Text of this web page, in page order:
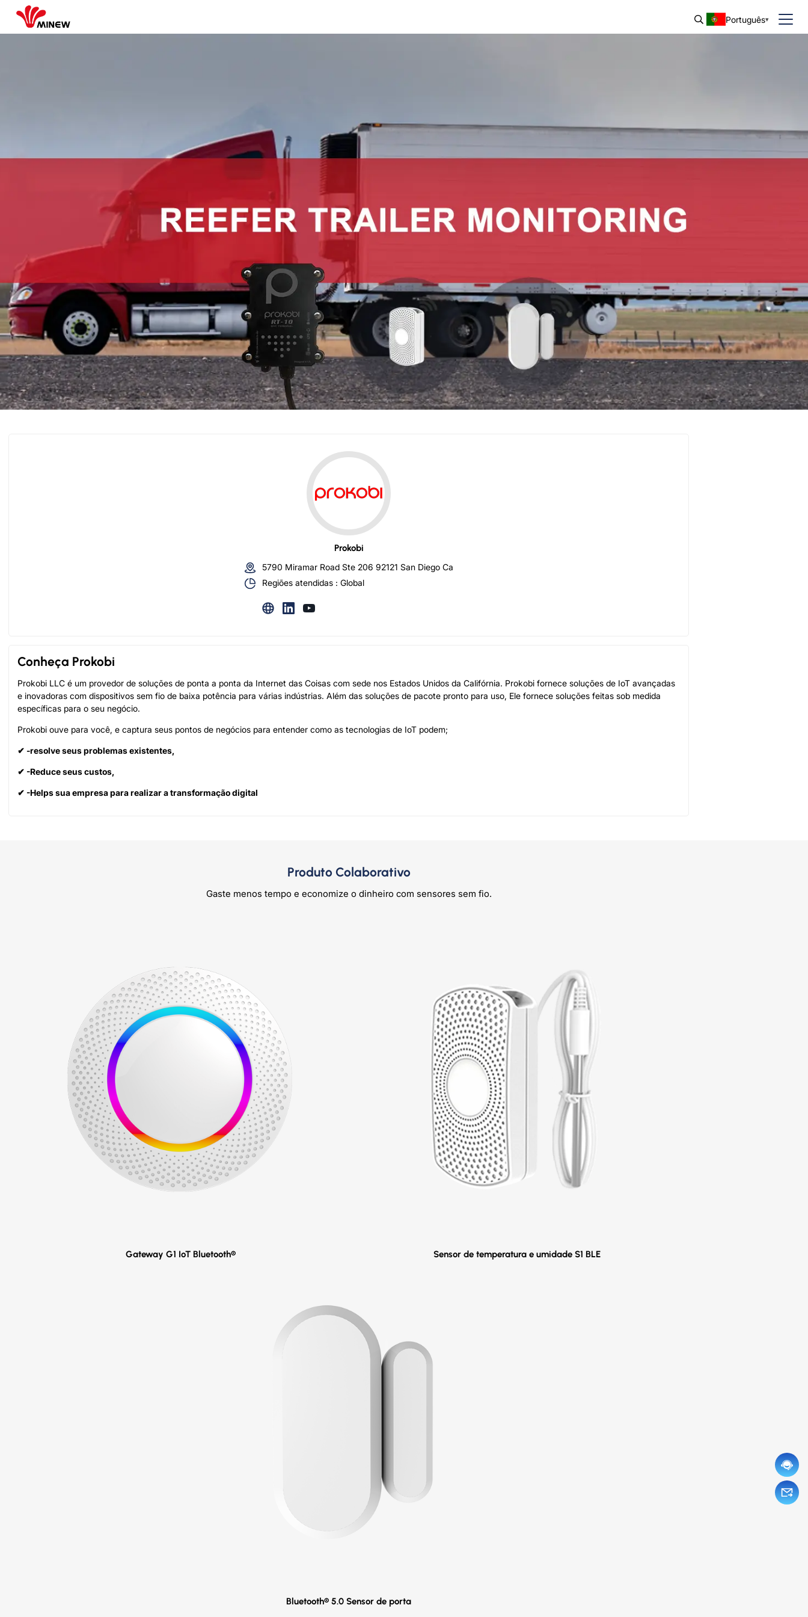
Português
Prokobi
5790 Miramar Road Ste 206 92121 San Diego Ca
Regiões atendidas : Global
Conheça Prokobi
Prokobi LLC é um provedor de soluções de ponta a ponta da Internet das Coisas com sede nos Estados Unidos da Califórnia. Prokobi fornece soluções de IoT avançadas
e inovadoras com dispositivos sem fio de baixa potência para várias indústrias. Além das soluções de pacote pronto para uso, Ele fornece soluções feitas sob medida
específicas para o seu negócio.
Prokobi ouve para você, e captura seus pontos de negócios para entender como as tecnologias de IoT podem;
✔ -resolve seus problemas existentes,
✔ -Reduce seus custos,
✔ -Helps sua empresa para realizar a transformação digital
Produto Colaborativo
Gaste menos tempo e economize o dinheiro com sensores sem fio.
Gateway G1 IoT Bluetooth® Sensor de temperatura e umidade S1 BLE
Bluetooth® 5.0 Sensor de porta